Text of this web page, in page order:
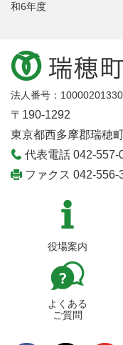
和6年度
法人番号：
〒190-1292
東京都西多摩郡瑞穂
代表電話 042-557-
ファクス 042-556-
役場案内
よくある
ご質問